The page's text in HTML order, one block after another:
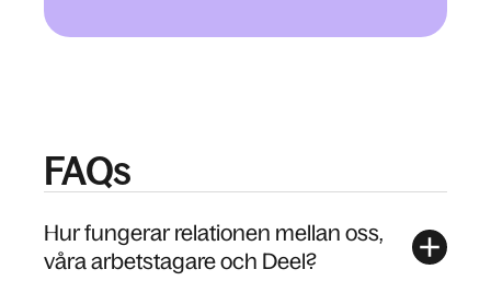
FAQs
Hur fungerar relationen mellan oss,
våra arbetstagare och Deel?